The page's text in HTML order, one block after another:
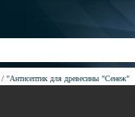
"Антисептик для древесины "Сенеж"